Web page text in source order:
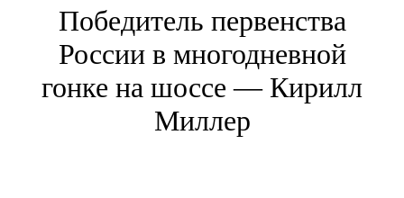
Победитель первенства
России в многодневной
гонке на шоссе — Кирилл
Миллер